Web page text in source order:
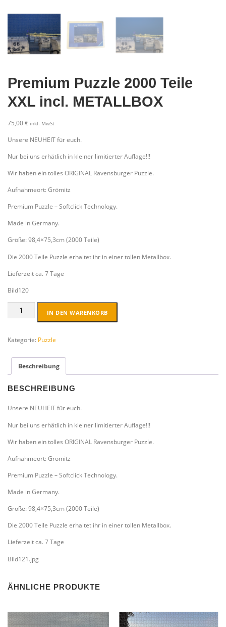
Premium Puzzle 2000 Teile
XXL incl. METALLBOX
75,00€ inkl. MwSt
Unsere NEUHEIT für euch.
Nur bei uns erhätlich in kleiner limitierter Auflage!!!
Wir haben ein tolles ORIGINAL Ravensburger Puzzle.
Aufnahmeort: Grömitz
Premium Puzzle – Softclick Technology.
Made in Germany.
Größe: 98,4×75,3cm (2000 Teile)
Die 2000 Teile Puzzle erhaltet ihr in einer tollen Metallbox.
Lieferzeit ca. 7 Tage
Bild120
Premium
Teile
incl.
METALLBOX
Menge
IN DEN WARENKORB
Kategorie: Puzzle
Beschreibung
BESCHREIBUNG
Unsere NEUHEIT für euch.
Nur bei uns erhätlich in kleiner limitierter Auflage!!!
Wir haben ein tolles ORIGINAL Ravensburger Puzzle.
Aufnahmeort: Grömitz
Premium Puzzle – Softclick Technology.
Made in Germany.
Größe: 98,4×75,3cm (2000 Teile)
Die 2000 Teile Puzzle erhaltet ihr in einer tollen Metallbox.
Lieferzeit ca. 7 Tage
Bild121.jpg
ÄHNLICHE PRODUKTE